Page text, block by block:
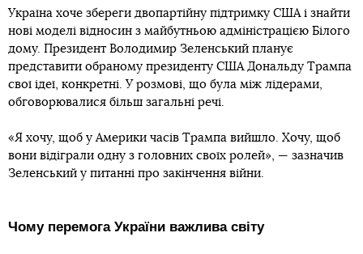
Україна хоче збереги двопартійну підтримку США і знайти
нові моделі відносин з майбутньою адміністрацією Білого
дому. Президент Володимир Зеленський планує
представити обраному президенту США Дональду Трампа
свої ідеї, конкретні. У розмові, що була між лідерами,
обговорювалися більш загальні речі.
«Я хочу, щоб у Америки часів Трампа вийшло. Хочу, щоб
вони відіграли одну з головних своїх ролей», — зазначив
Зеленський у питанні про закінчення війни.
Чому перемога України важлива світу